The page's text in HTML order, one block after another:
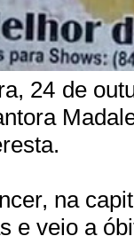
24 de
na
e veio a